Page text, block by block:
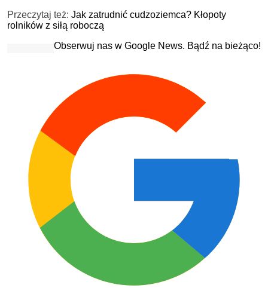
Przeczytaj też: Jak zatrudnić cudzoziemca? Kłopoty
rolników z siłą roboczą
Obserwuj nas w Google News. Bądź na bieżąco!